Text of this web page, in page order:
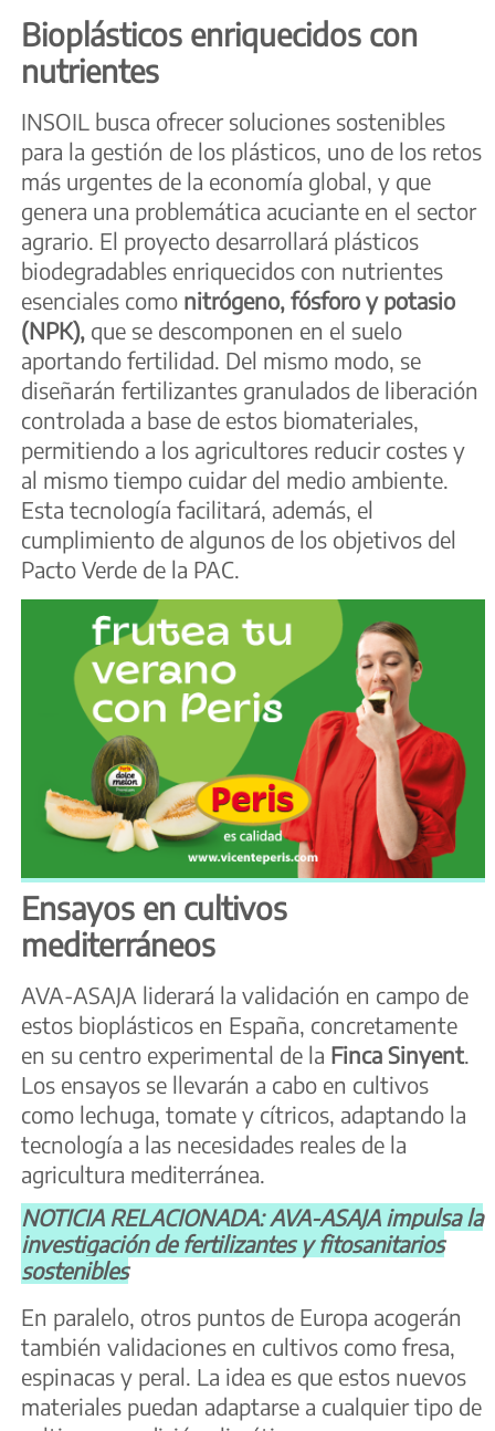
Bioplásticos enriquecidos con
nutrientes
INSOIL busca ofrecer soluciones sostenibles
para la gestión de los plásticos, uno de los retos
más urgentes de la economía global, y que
genera una problemática acuciante en el sector
agrario. El proyecto desarrollará plásticos
biodegradables enriquecidos con nutrientes
esenciales como nitrógeno, fósforo y potasio
(NPK), que se descomponen en el suelo
aportando fertilidad. Del mismo modo, se
diseñarán fertilizantes granulados de liberación
controlada a base de estos biomateriales,
permitiendo a los agricultores reducir costes y
al mismo tiempo cuidar del medio ambiente.
Esta tecnología facilitará, además, el
cumplimiento de algunos de los objetivos del
Pacto Verde de la PAC.
Ensayos en cultivos
mediterráneos
AVA-ASAJA liderará la validación en campo de
estos bioplásticos en España, concretamente
en su centro experimental de la Finca Sinyent
Los ensayos se llevarán a cabo en cultivos
como lechuga, tomate y cítricos, adaptando la
tecnología a las necesidades reales de la
agricultura mediterránea.
NOTICIA RELACIONADA: AVA-ASAJA impulsa la
investigación de fertilizantes y fitosanitarios
sostenibles
En paralelo, otros puntos de Europa acogerán
también validaciones en cultivos como fresa,
espinacas y peral. La idea es que estos nuevos
materiales puedan adaptarse a cualquier tipo de